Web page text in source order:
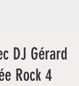
DJ Gérard
Rock 4